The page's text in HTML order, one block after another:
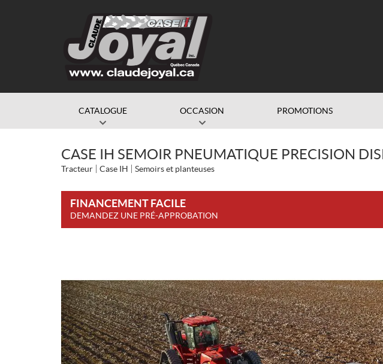
CATALOGUE OCCASION PROMOTIONS
CASE IH SEMOIR PNEUMATIQUE PRECISION
Tracteur Case IH Semoirs et planteuses
FINANCEMENT FACILE
DEMANDEZ UNE PRÉ-APPROBATION